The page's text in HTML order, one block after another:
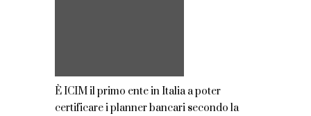
È ICIM il primo ente in Italia a poter
certificare i planner bancari secondo la